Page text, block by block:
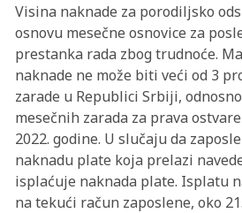
Visina naknade za porodiljsko
osnovu mesečne osnovice za
prestanka rada zbog trudnoće.
naknade ne može biti veći od 3
zarade u Republici Srbiji,
mesečnih zarada za prava
2022. godine. U slučaju da
naknadu plate koja prelazi
isplaćuje naknada plate. Isplatu
na tekući račun zaposlene, oko